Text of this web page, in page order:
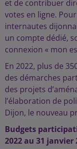
et de contribuer
votes en ligne.
internautes
un compte dédié,
connexion « mon
En 2022, plus de
des démarches
des projets
l’élaboration de
Dijon, le nouveau
Budgets
2022 au 31 janvier